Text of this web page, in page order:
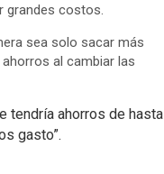
grandes costos.
sea solo sacar más
al cambiar las
tendría ahorros de hasta
gasto”.